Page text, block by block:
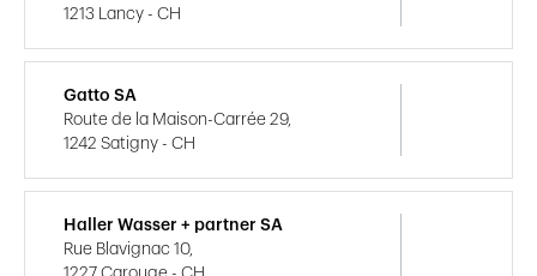
1213 Lancy - CH
Gatto SA
Route de la Maison-Carrée 29,
1242 Satigny - CH
Haller Wasser + partner SA
Rue Blavignac 10,